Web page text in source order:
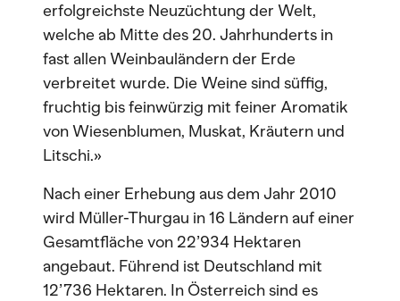
erfolgreichste Neuzüchtung der Welt,
welche ab Mitte des 20. Jahrhunderts in
fast allen Weinbauländern der Erde
verbreitet wurde. Die Weine sind süﬃg,
fruchtig bis feinwürzig mit feiner Aromatik
von Wiesenblumen, Muskat, Kräutern und
Litschi.»
Nach einer Erhebung aus dem Jahr 2010
wird Müller-Thurgau in 16 Ländern auf einer
Gesamtfläche von 22’934 Hektaren
angebaut. Führend ist Deutschland mit
12’736 Hektaren. In Österreich sind es